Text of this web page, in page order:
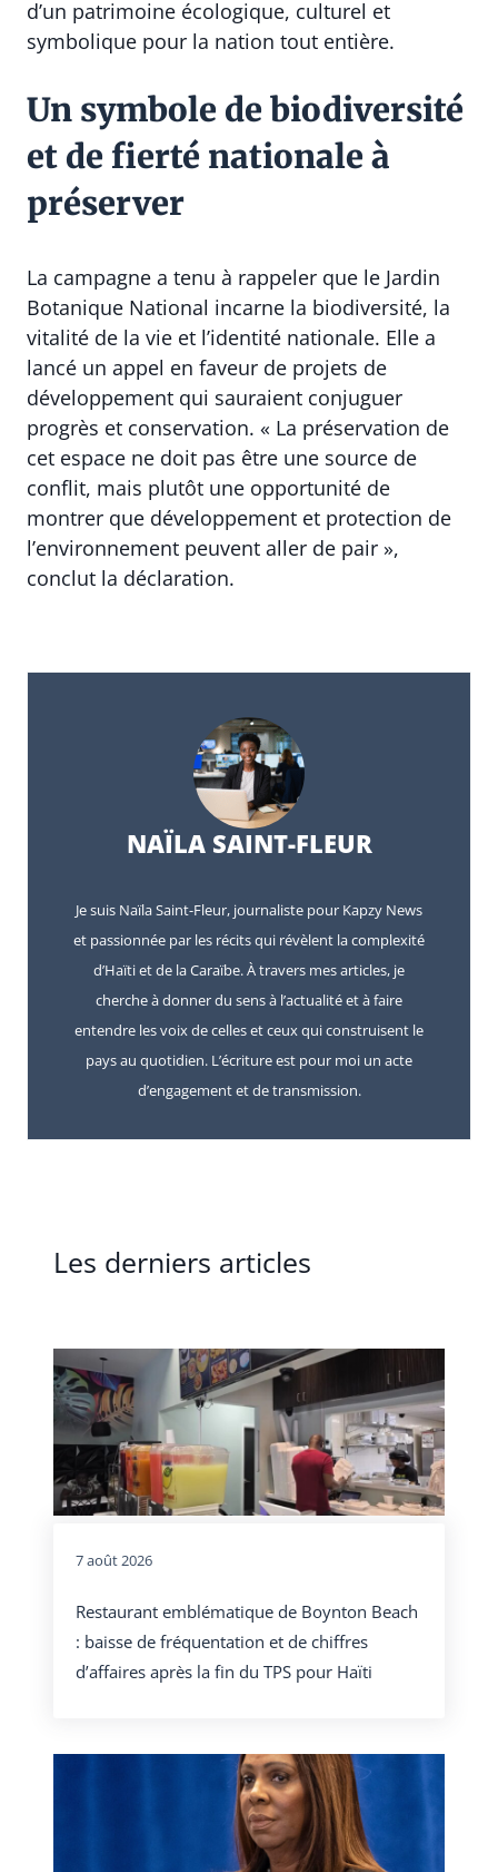
d’un patrimoine écologique, culturel et
symbolique pour la nation tout entière.
Un symbole de biodiversité
et de fierté nationale à
préserver
La campagne a tenu à rappeler que le Jardin
Botanique National incarne la biodiversité, la
vitalité de la vie et l’identité nationale. Elle a
lancé un appel en faveur de projets de
développement qui sauraient conjuguer
progrès et conservation. « La préservation de
cet espace ne doit pas être une source de
conflit, mais plutôt une opportunité de
montrer que développement et protection de
l’environnement peuvent aller de pair »,
conclut la déclaration.
NAÏLA SAINT-FLEUR
Je suis Naïla Saint-Fleur, journaliste pour Kapzy News
et passionnée par les récits qui révèlent la complexité
d’Haïti et de la Caraïbe. À travers mes articles, je
cherche à donner du sens à l’actualité et à faire
entendre les voix de celles et ceux qui construisent le
pays au quotidien. L’écriture est pour moi un acte
d’engagement et de transmission.
Les derniers articles
7 août 2026
Restaurant emblématique de Boynton Beach
: baisse de fréquentation et de chiffres
d’affaires après la fin du TPS pour Haïti